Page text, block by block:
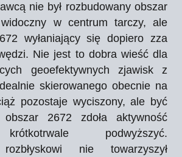
nie był rozbudowany obszar
w centrum tarczy, ale
wyłaniający się dopiero zza
Nie jest to dobra wieść dla
geoefektywnych zjawisk z
skierowanego obecnie na
pozostaje wyciszony, ale być
obszar 2672 zdoła aktywność
podwyższyć.
nie towarzyszył